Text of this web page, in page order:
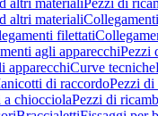
altri materialiPezzi di
altri materiali
filettati
agli apparecchiPezzi
apparecchiCurve tecniche
di raccordoPezzi
a chiocciolaPezzi di